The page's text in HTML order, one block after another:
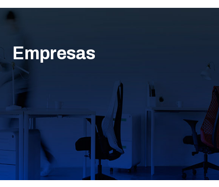
Empresas